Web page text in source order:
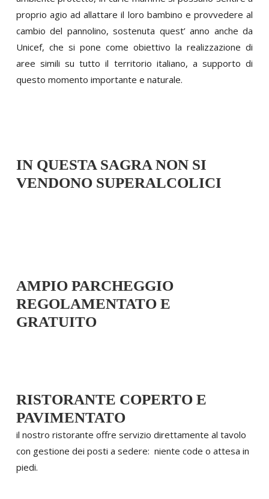
proprio agio ad allattare il loro bambino e provvedere al
cambio del pannolino, sostenuta quest’ anno anche da
Unicef, che si pone come obiettivo la realizzazione di
aree simili su tutto il territorio italiano, a supporto di
questo momento importante e naturale.
IN QUESTA SAGRA NON SI
VENDONO SUPERALCOLICI
AMPIO PARCHEGGIO
REGOLAMENTATO E
GRATUITO
RISTORANTE COPERTO E
PAVIMENTATO
il nostro ristorante offre servizio direttamente al tavolo
con gestione dei posti a sedere: niente code o attesa in
piedi.